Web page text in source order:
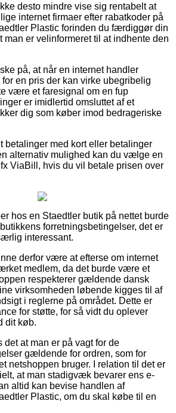
desto mindre vise sig rentabelt at
internet firmaer efter rabatkoder på
Plastic forinden du færdiggør din
man er velinformeret til at indhente den
på, at når en internet handler
en pris der kan virke ubegribelig
være et faresignal om en fup
er imidlertid omsluttet af et
dig som køber imod bedrageriske
betalinger med kort eller betalinger
alternativ mulighed kan du vælge en
ViaBill, hvis du vil betale prisen over
hos en Staedtler butik på nettet burde
forretningsbetingelser, det er
interessant.
derfor være at efterse om internet
medlem, da det burde være et
respekterer gældende dansk
virksomheden løbende kigges til af
i reglerne på området. Dette er
for støtte, for så vidt du oplever
dit køb.
det at man er på vagt for de
gældende for ordren, som for
netshoppen bruger. I relation til det er
at man stadigvæk bevarer ens e-
altid kan bevise handlen af
Plastic, om du skal købe til en